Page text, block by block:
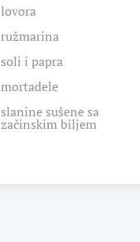
lovora
ružmarina
soli i papra
mortadele
slanine sušene sa
začinskim biljem